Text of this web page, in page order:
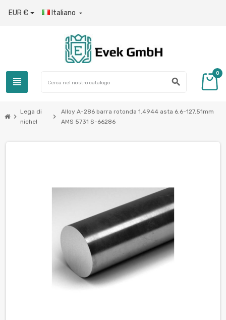
EUR € Italiano 
view_headline search
0
chevron_right
Lega di
nichel
chevron_right
Alloy A-286 barra rotonda 1.4944 asta 6.6-127.51mm
AMS 5731 S-66286